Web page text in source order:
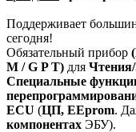
Поддерживает
сегодня!
Обязательный прибор
M / G P T) для
Специальные
ECU (ЦП, EEprom.
компонентах ЭБУ).